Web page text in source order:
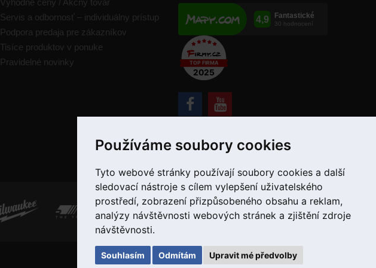
Používáme soubory cookies
Tyto webové stránky používají soubory cookies a další
sledovací nástroje s cílem vylepšení uživatelského
prostředí, zobrazení přizpůsobeného obsahu a reklam,
analýzy návštěvnosti webových stránek a zjištění zdroje
návštěvnosti.
Souhlasím Odmítám Upravit mé předvolby
Výhodné ceny / Akčný tovar
Servis a odbornosť – individuálny prístup
Podpora predaja pre zákazníkov
Tisíce produktov v ponuke
Pravidelné novinky